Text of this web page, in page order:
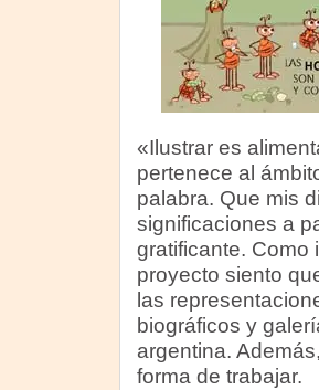
«Ilustrar es
pertenece al
palabra. Que mis
significaciones a
gratificante. Como
proyecto siento
las
biográficos y
argentina.
forma de trabajar.